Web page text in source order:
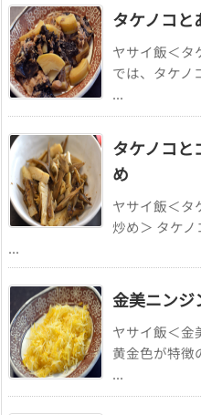
タケノコと
ヤサイ飯＜タ
では、タケノ
...
タケノコと
め
ヤサイ飯＜タ
炒め＞ タケ
...
金美ニンジ
ヤサイ飯＜金
黄金色が特徴
...